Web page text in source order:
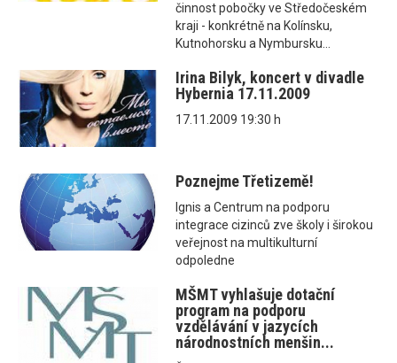
činnost pobočky ve Středočeském
kraji - konkrétně na Kolínsku,
Kutnohorsku a Nymbursku...
Irina Bilyk, koncert v divadle
Hybernia 17.11.2009
17.11.2009 19:30 h
Poznejme Třetizemě!
Ignis a Centrum na podporu
integrace cizinců zve školy i širokou
veřejnost na multikulturní
odpoledne
MŠMT vyhlašuje dotační
program na podporu
vzdělávání v jazycích
národnostních menšin...